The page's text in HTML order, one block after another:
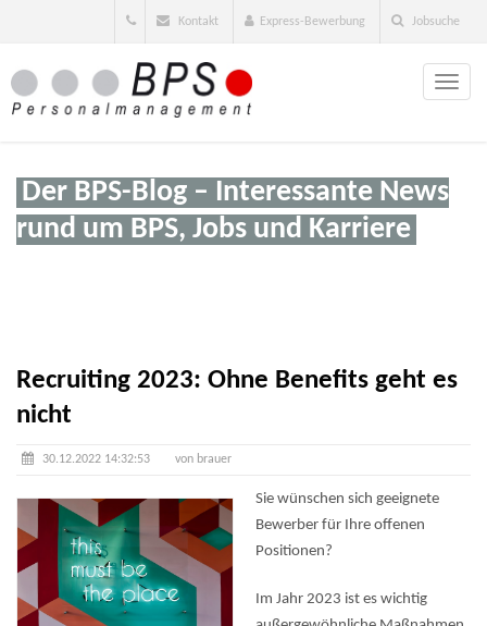
Kontakt Express-Bewerbung Jobsuche
Toggle
Der BPS-Blog – Interessante News
rund um BPS, Jobs und Karriere
Recruiting 2023: Ohne Benefits geht es
nicht
30.12.2022 14:32:53 von brauer
Sie wünschen sich geeignete
Bewerber für Ihre offenen
Positionen?
Im Jahr 2023 ist es wichtig